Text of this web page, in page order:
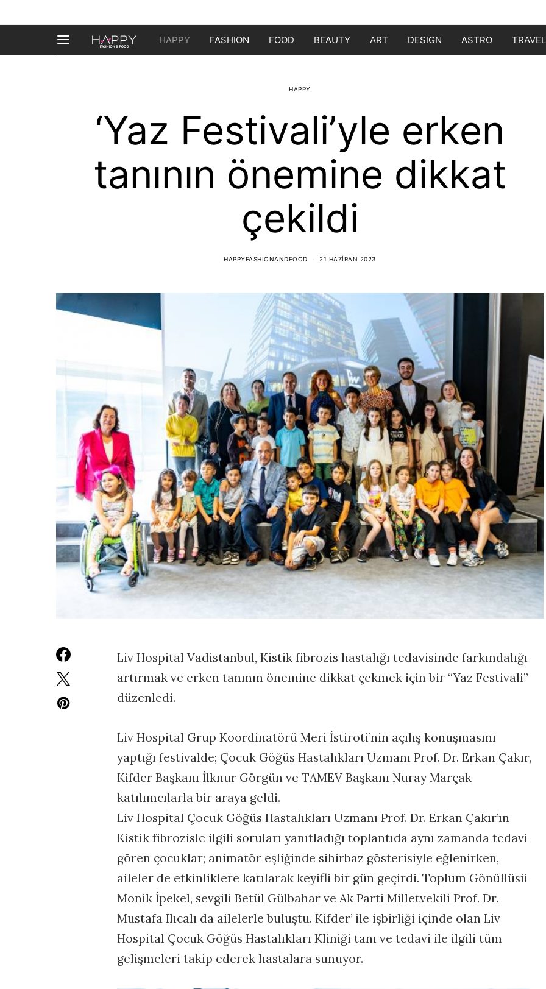
HAPPY FASHION FOOD BEAUTY ART DESIGN ASTRO TRAVEL
HAPPY
‘Yaz Festivali’yle erken
tanının önemine dikkat
çekildi
HAPPYFASHIONANDFOOD 21 HAZIRAN 2023
Liv Hospital Vadistanbul, Kistik fibrozis hastalığı tedavisinde farkındalığı
artırmak ve erken tanının önemine dikkat çekmek için bir “Yaz Festivali”
düzenledi.
Liv Hospital Grup Koordinatörü Meri İstiroti’nin açılış konuşmasını
yaptığı festivalde; Çocuk Göğüs Hastalıkları Uzmanı Prof. Dr. Erkan Çakır,
Kifder Başkanı İlknur Görgün ve TAMEV Başkanı Nuray Marçak
katılımcılarla bir araya geldi.
Liv Hospital Çocuk Göğüs Hastalıkları Uzmanı Prof. Dr. Erkan Çakır’ın
Kistik fibrozisle ilgili soruları yanıtladığı toplantıda aynı zamanda tedavi
gören çocuklar; animatör eşliğinde sihirbaz gösterisiyle eğlenirken,
aileler de etkinliklere katılarak keyifli bir gün geçirdi. Toplum Gönüllüsü
Monik İpekel, sevgili Betül Gülbahar ve Ak Parti Milletvekili Prof. Dr.
Mustafa Ilıcalı da ailelerle buluştu. Kifder’ ile işbirliği içinde olan Liv
Hospital Çocuk Göğüs Hastalıkları Kliniği tanı ve tedavi ile ilgili tüm
gelişmeleri takip ederek hastalara sunuyor.